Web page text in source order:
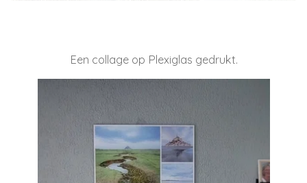
Een collage op Plexiglas gedrukt.